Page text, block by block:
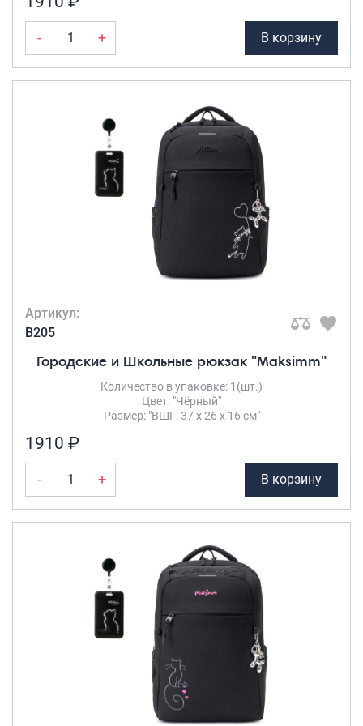
Пеналы для школы
Новинки
Багаж
Чемоданы оптом
Чемоданы на колесах
Чемоданы детские
Рюкзаки детские для детских
Бьюти-кейсы
Саквояжи
Распродажа
Сумки поясные
Сумки пляжные
Сумки для ноутбуков
Сумки-тележки хозяйственные
Сумки-рюкзаки на колёсах
Сумки детские
Рюкзаки
Рюкзаки городские
Рюкзаки школьные
- + В корзину
Артикул:
B205
Городские и Школьные рюкзак "Maksimm"
Количество в упаковке: 1(шт.)
Цвет: "Чёрный"
Размер: "ВШГ: 37 х 26 х 16 см"
1910 ₽
- + В корзину